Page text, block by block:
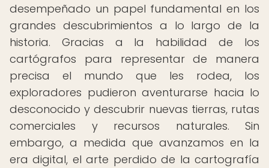
desempeñado un papel fundamental en los
grandes descubrimientos a lo largo de la
historia. Gracias a la habilidad de los
cartógrafos para representar de manera
precisa el mundo que les rodea, los
exploradores pudieron aventurarse hacia lo
desconocido y descubrir nuevas tierras, rutas
comerciales y recursos naturales. Sin
embargo, a medida que avanzamos en la
era digital, el arte perdido de la cartografía